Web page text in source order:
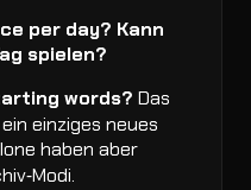
per day? Kann
spielen?
words? Das
einziges neues
haben aber